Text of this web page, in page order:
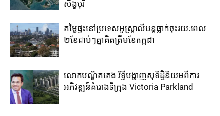
សិង្ហបុរី​
តម្លៃ​ផ្ទះ​នៅ​ប្រទេស​អូស្ត្រាលី​បន្ត​ធ្លាក់​ចុះ​រយៈ​ពេល​
២​ខែ​ជាប់ៗ​គ្នា​គិត​ត្រឹម​ខែ​កក្កដា​
លោកបណ្ឌិតតេង រិទ្ធីបង្ហាញសុទិដ្ឋិនិយមពីការ
អភិវឌ្ឍន៍គំរោងទីក្រុង Victoria Parkland